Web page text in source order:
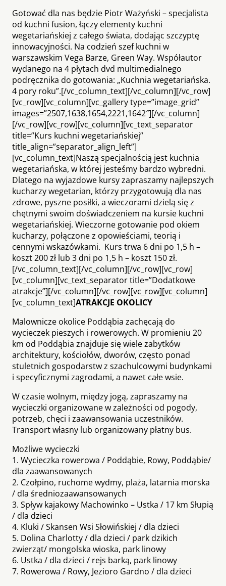
Gotować dla nas będzie Piotr Ważyński – specjalista
od kuchni fusion, łączy elementy kuchni
wegetariańskiej z całego świata, dodając szczyptę
innowacyjności. Na codzień szef kuchni w
warszawskim Vega Barze, Green Way. Współautor
wydanego na 4 płytach dvd multimedialnego
podręcznika do gotowania: „Kuchnia wegetariańska.
4 pory roku”.[/vc_column_text][/vc_column][/vc_row]
[vc_row][vc_column][vc_gallery type=”image_grid”
images=”2507,1638,1654,2221,1642″][/vc_column]
[/vc_row][vc_row][vc_column][vc_text_separator
title=”Kurs kuchni wegetariańskiej”
title_align=”separator_align_left”]
[vc_column_text]Naszą specjalnością jest kuchnia
wegetariańska, w której jesteśmy bardzo wybredni.
Dlatego na wyjazdowe kursy zapraszamy najlepszych
kucharzy wegetarian, którzy przygotowują dla nas
zdrowe, pyszne posiłki, a wieczorami dzielą się z
chętnymi swoim doświadczeniem na kursie kuchni
wegetariańskiej. Wieczorne gotowanie pod okiem
kucharzy, połączone z opowieściami, teorią i
cennymi wskazówkami. Kurs trwa 6 dni po 1,5 h –
koszt 200 zł lub 3 dni po 1,5 h – koszt 150 zł.
[/vc_column_text][/vc_column][/vc_row][vc_row]
[vc_column][vc_text_separator title=”Dodatkowe
atrakcje”][/vc_column][/vc_row][vc_row][vc_column]
[vc_column_text]ATRAKCJE OKOLICY
Malownicze okolice Poddąbia zachęcają do
wycieczek pieszych i rowerowych. W promieniu 20
km od Poddąbia znajduje się wiele zabytków
architektury, kościołów, dworów, często ponad
stuletnich gospodarstw z szachulcowymi budynkami
i specyficznymi zagrodami, a nawet całe wsie.
W czasie wolnym, między jogą, zapraszamy na
wycieczki organizowane w zależności od pogody,
potrzeb, chęci i zaawansowania uczestników.
Transport własny lub organizowany płatny bus.
Możliwe wycieczki
1. Wycieczka rowerowa / Poddąbie, Rowy, Poddąbie/
dla zaawansowanych
2. Czołpino, ruchome wydmy, plaża, latarnia morska
/ dla średniozaawansowanych
3. Spływ kajakowy Machowinko – Ustka / 17 km Słupią
/ dla dzieci
4. Kluki / Skansen Wsi Słowińskiej / dla dzieci
5. Dolina Charlotty / dla dzieci / park dzikich
zwierząt/ mongolska wioska, park linowy
6. Ustka / dla dzieci / rejs barką, park linowy
7. Rowerowa / Rowy, Jezioro Gardno / dla dzieci